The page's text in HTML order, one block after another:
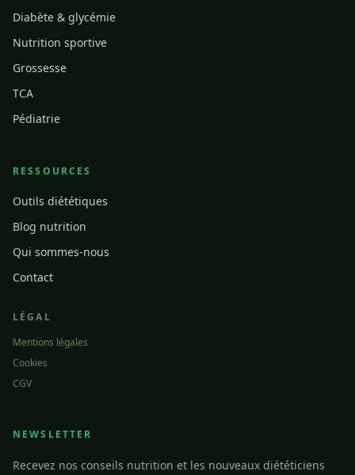
Diabète & glycémie
Nutrition sportive
Grossesse
TCA
Pédiatrie
RESSOURCES
Outils diététiques
Blog nutrition
Qui sommes-nous
Contact
LÉGAL
Mentions légales
Cookies
CGV
NEWSLETTER
Recevez nos conseils nutrition et les nouveaux diététiciens